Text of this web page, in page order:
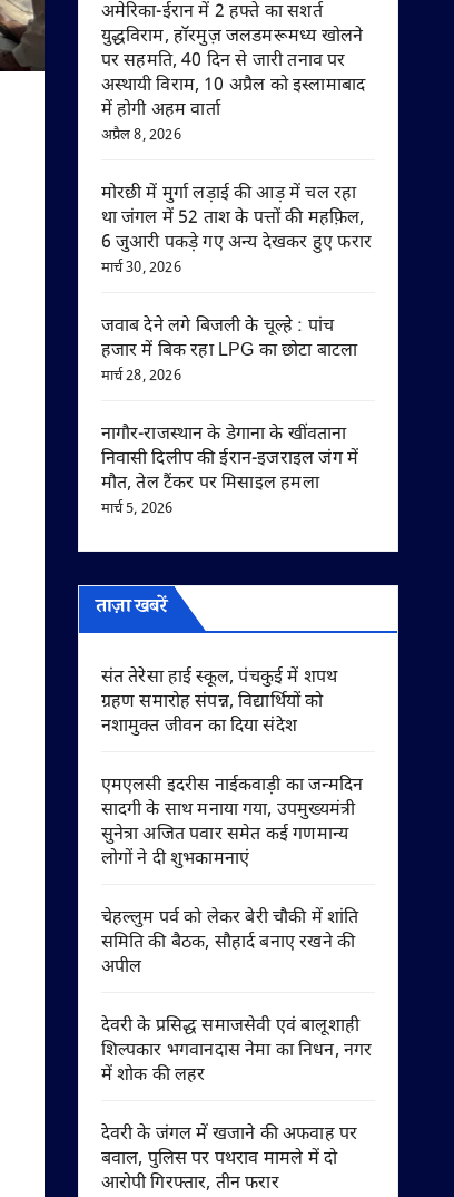
अमेरिका-ईरान में 2 हफ्ते का सशर्त
युद्धविराम, हॉरमुज़ जलडमरूमध्य खोलने
पर सहमति, 40 दिन से जारी तनाव पर
अस्थायी विराम, 10 अप्रैल को इस्लामाबाद
में होगी अहम वार्ता
अप्रैल 8, 2026
मोरछी में मुर्गा लड़ाई की आड़ में चल रहा
था जंगल में 52 ताश के पत्तों की महफ़िल,
6 जुआरी पकड़े गए अन्य देखकर हुए फरार
मार्च 30, 2026
जवाब देने लगे बिजली के चूल्हे : पांच
हजार में बिक रहा LPG का छोटा बाटला
मार्च 28, 2026
नागौर-राजस्थान के डेगाना के खींवताना
निवासी दिलीप की ईरान-इजराइल जंग में
मौत, तेल टैंकर पर मिसाइल हमला
मार्च 5, 2026
ताज़ा खबरें
संत तेरेसा हाई स्कूल, पंचकुई में शपथ
ग्रहण समारोह संपन्न, विद्यार्थियों को
नशामुक्त जीवन का दिया संदेश
एमएलसी इदरीस नाईकवाड़ी का जन्मदिन
सादगी के साथ मनाया गया, उपमुख्यमंत्री
सुनेत्रा अजित पवार समेत कई गणमान्य
लोगों ने दी शुभकामनाएं
चेहल्लुम पर्व को लेकर बेरी चौकी में शांति
समिति की बैठक, सौहार्द बनाए रखने की
अपील
देवरी के प्रसिद्ध समाजसेवी एवं बालूशाही
शिल्पकार भगवानदास नेमा का निधन, नगर
में शोक की लहर
देवरी के जंगल में खजाने की अफवाह पर
बवाल, पुलिस पर पथराव मामले में दो
आरोपी गिरफ्तार, तीन फरार